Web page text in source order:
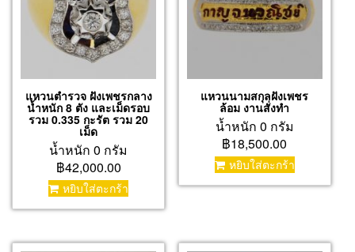
แหวนตำรวจ ฝังเพชรกลาง
น้ำหนัก 8 ตัง และเม็ดรอบ
รวม 0.335 กะรัต รวม 20
เม็ด
น้ำหนัก 0 กรัม
฿42,000.00
หยิบใส่ตะกร้า
แหวนนามสกุลฝังเพชร
ล้อม งานสั่งทำ
น้ำหนัก 0 กรัม
฿18,500.00
หยิบใส่ตะกร้า